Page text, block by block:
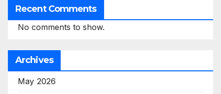
Recent Comments
No comments to show.
Archives
May 2026